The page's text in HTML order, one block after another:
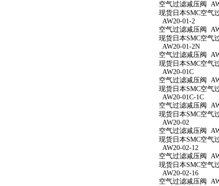
空气过滤减压阀
现货日本SMC空气
AW20-01-2
空气过滤减压阀
现货日本SMC空气
AW20-01-2N
空气过滤减压阀
现货日本SMC空气
AW20-01C
空气过滤减压阀
现货日本SMC空气
AW20-01C-1C
空气过滤减压阀
现货日本SMC空气
AW20-02
空气过滤减压阀
现货日本SMC空气
AW20-02-12
空气过滤减压阀
现货日本SMC空气
AW20-02-16
空气过滤减压阀